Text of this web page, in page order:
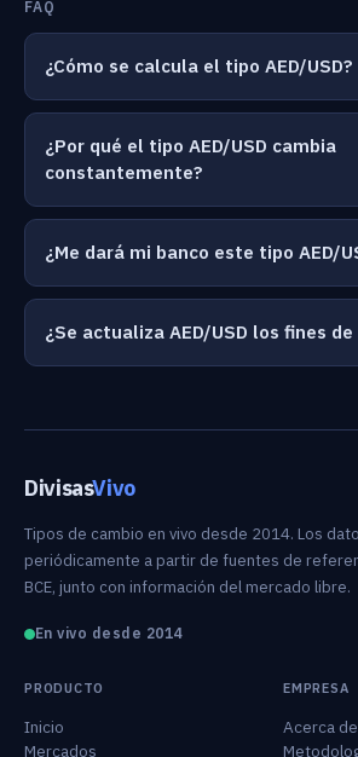
FAQ
¿Cómo se calcula el tipo AED/USD?
¿Por qué el tipo AED/USD cambia
constantemente?
¿Me dará mi banco este tipo AED/
¿Se actualiza AED/USD los fines
DivisasVivo
Tipos de cambio en vivo desde 2014. Los
periódicamente a partir de fuentes de
BCE, junto con información del mercado libre.
En vivo desde 2014
PRODUCTO
Inicio
Mercados
EMPRESA
Acerca de